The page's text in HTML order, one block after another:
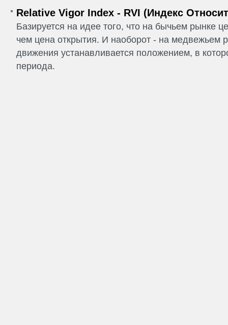
Relative Vigor Index - RVI (Индекс
Базируется на идее того, что на бычьем рынке
чем цена открытия. И наоборот - на медвежьем
движения устанавливается положением, в
периода.